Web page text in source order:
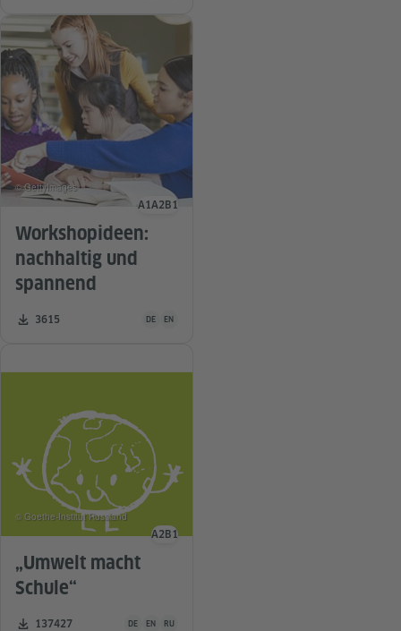
Workshopideen:
nachhaltig und
spannend
Zahl der Downloads:
3615 Unterrichtsmaterial ist in folgenden Sprachen
DE EN
© GettyImages
Sprachniveau
A1A2 B1
„Umwelt macht
Schule“
Zahl der Downloads:
137427 Unterrichtsmaterial ist in folgenden Sprachen verfügbar
DE EN RU
© Goethe-Institut Russland
Sprachniveau
A2 B1